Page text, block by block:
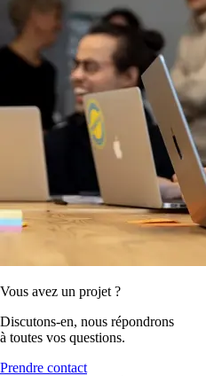
Vous avez un projet ?
Discutons-en, nous répondrons
à toutes vos questions.
Prendre contact